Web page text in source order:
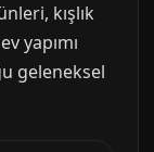
kışlık
yapımı
geleneksel